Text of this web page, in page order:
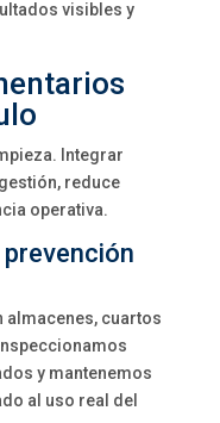
visibles y
Integrar
reduce
operativa.
almacenes, cuartos
y mantenemos
al uso real del